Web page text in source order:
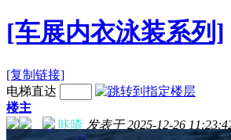
[车展内衣泳装系列]
[复制链接]
电梯直达
楼主
咔喳 发表于 2025-12-26